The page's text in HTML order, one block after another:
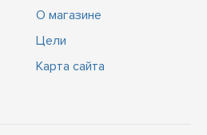
О магазине
Цели
Карта сайта